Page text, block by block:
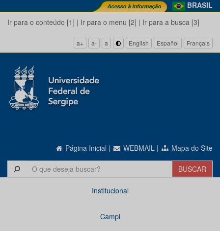
BRASIL
Ir para o conteúdo [1] | Ir para o menu [2] | Ir para a busca [3]
a+ a- a English Español Français
Página Inicial | WEBMAIL | Mapa do Site
Institucional
Campi